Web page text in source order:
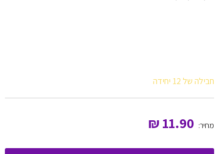
חבילה של 12 יחידה
מחיר: 11.90
₪